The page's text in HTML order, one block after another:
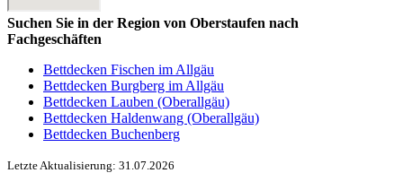
Suchen Sie in der Region von Oberstaufen nach
Fachgeschäften
Bettdecken Fischen im Allgäu
Bettdecken Burgberg im Allgäu
Bettdecken Lauben (Oberallgäu)
Bettdecken Haldenwang (Oberallgäu)
Bettdecken Buchenberg
Letzte Aktualisierung: 31.07.2026